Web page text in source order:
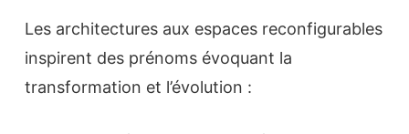
Les architectures aux espaces reconfigurables
inspirent des prénoms évoquant la
transformation et l’évolution :